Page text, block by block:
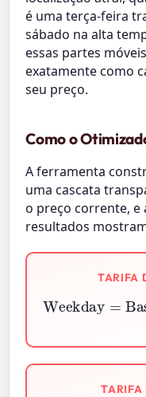
é uma terça-feira
sábado na alta
essas partes
exatamente como
seu preço.
Como o
A ferramenta
uma cascata
o preço corrente, e
resultados
TARIFA
Base Cost×
TARIFA